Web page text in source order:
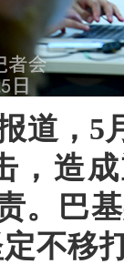
道，5
，造
。巴
不移